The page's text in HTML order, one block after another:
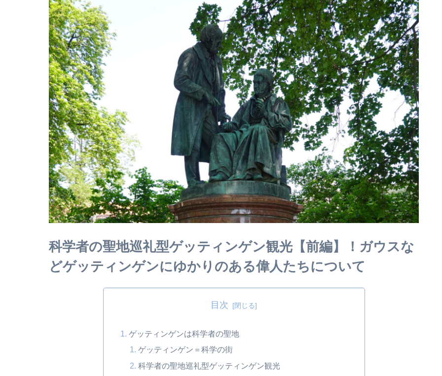
科学者の聖地巡礼型ゲッティンゲン観光【前編】！ガウスな
どゲッティンゲンにゆかりのある偉人たちについて
目次
ゲッティンゲンは科学者の聖地
ゲッティンゲン＝科学の街
科学者の聖地巡礼型ゲッティンゲン観光